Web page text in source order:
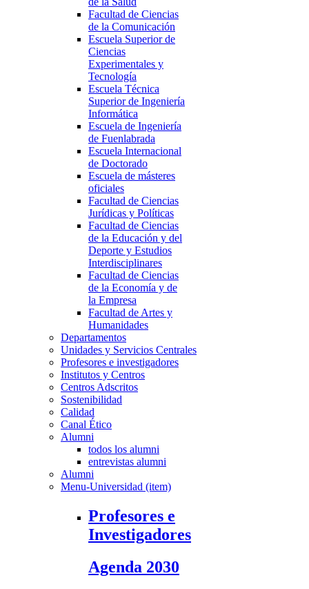
Facultad de Ciencias
de la Comunicación
Escuela Superior de
Ciencias
Experimentales y
Tecnología
Escuela Técnica
Superior de Ingeniería
Informática
Escuela de Ingeniería
de Fuenlabrada
Escuela Internacional
de Doctorado
Escuela de másteres
oficiales
Facultad de Ciencias
Jurídicas y Políticas
Facultad de Ciencias
de la Educación y del
Deporte y Estudios
Interdisciplinares
Facultad de Ciencias
de la Economía y de
la Empresa
Facultad de Artes y
Humanidades
Departamentos
Unidades y Servicios Centrales
Profesores e investigadores
Institutos y Centros
Centros Adscritos
Sostenibilidad
Calidad
Canal Ético
Alumni
todos los alumni
entrevistas alumni
Alumni
Menu-Universidad (item)
Profesores e
Investigadores
Agenda 2030